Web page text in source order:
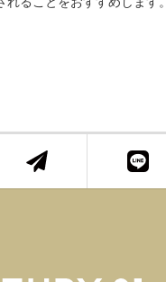
れることをおすすめします。